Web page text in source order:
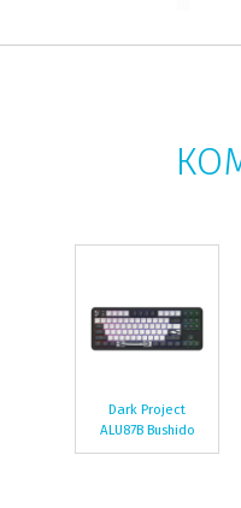
Dark Project
ALU87B Bushido